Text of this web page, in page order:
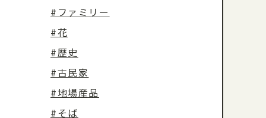
#ファミリー
#花
#歴史
#古民家
#地場産品
#そば